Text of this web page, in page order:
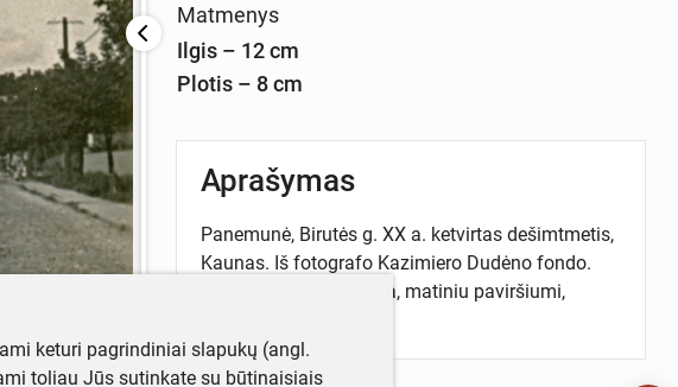
Matmenys
Ilgis – 12 cm
Plotis – 8 cm
Aprašymas
Panemunė, Birutės g. XX a. ketvirtas dešimtmetis,
Kaunas. Iš fotografo Kazimiero Dudėno fondo.
Fotografija juodai balta, matiniu paviršiumi,
keturi pagrindiniai slapukų (angl.
toliau Jūs sutinkate su būtinaisiais